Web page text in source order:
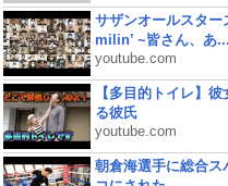
サザンオールスター
milin’ ~皆さん、あ...
youtube.com
【多目的トイレ】
る彼氏
youtube.com
朝倉海選手に総合ス